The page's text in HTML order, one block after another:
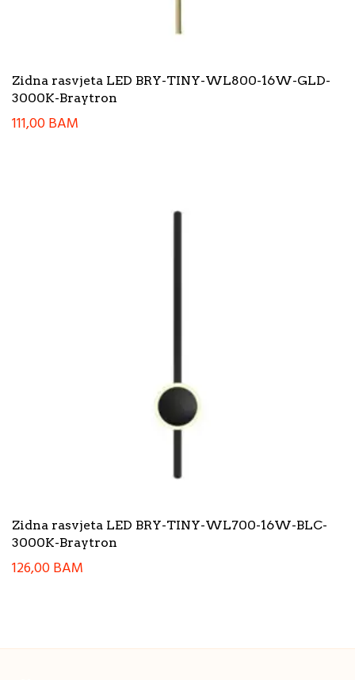
Zidna rasvjeta LED BRY-TINY-WL800-16W-GLD-
3000K-Braytron
111,00BAM
Zidna rasvjeta LED BRY-TINY-WL700-16W-BLC-
3000K-Braytron
126,00BAM